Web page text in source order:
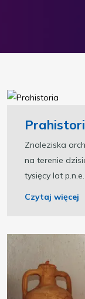
Znaleziska
na terenie
tysięcy lat
Czytaj więcej